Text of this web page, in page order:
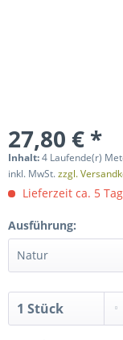
27,80 € *
Inhalt:4 Laufende(r)
inkl. MwSt.zzgl.
Lieferzeit ca. 5
Ausführung: